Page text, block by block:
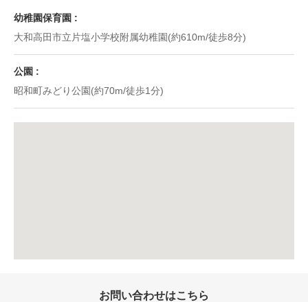
幼稚園保育園
大和高田市立片塩小学校附属幼稚園(約610m/徒歩8分)
公園
昭和町みどり公園(約70m/徒歩1分)
お問い合わせはこちら